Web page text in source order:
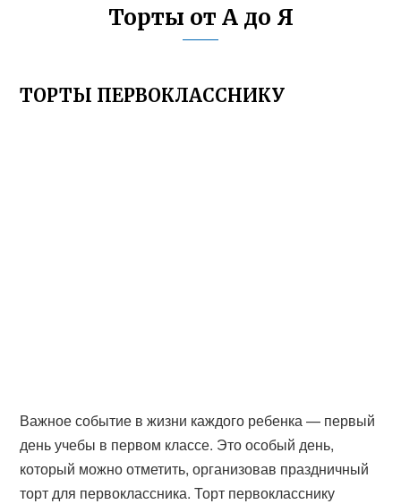
Торты от А до Я
ТОРТЫ ПЕРВОКЛАССНИКУ
Важное событие в жизни каждого ребенка — первый
день учебы в первом классе. Это особый день,
который можно отметить, организовав праздничный
торт для первоклассника. Торт первокласснику